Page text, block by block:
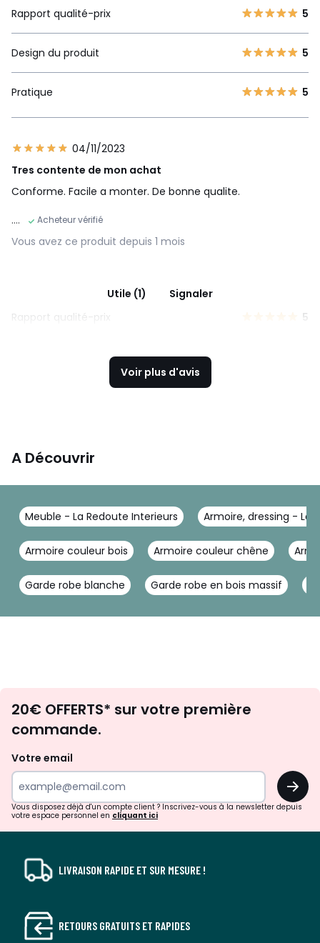
Rapport qualité-prix
5
Design du produit 5
Pratique 5
04/11/2023
Tres contente de mon achat
Conforme. Facile a monter. De bonne qualite.
....
Acheteur vérifié
Vous avez ce produit depuis 1 mois
Utile (1)
Signaler
Rapport qualité-prix
5
Voir plus d'avis
A Découvrir
Meuble - La Redoute Interieurs Armoire, dressing - La
Armoire couleur bois Armoire couleur chêne
Garde robe blanche Garde robe en bois massif
d'inspirations
surprises?
20€ OFFERTS* sur votre première
commande.
Votre email
OK
Vous disposez déjà d'un compte client ? Inscrivez-vous à la newsletter depuis
votre espace personnel en cliquant ici
LIVRAISON RAPIDE ET SUR MESURE !
RETOURS GRATUITS ET RAPIDES